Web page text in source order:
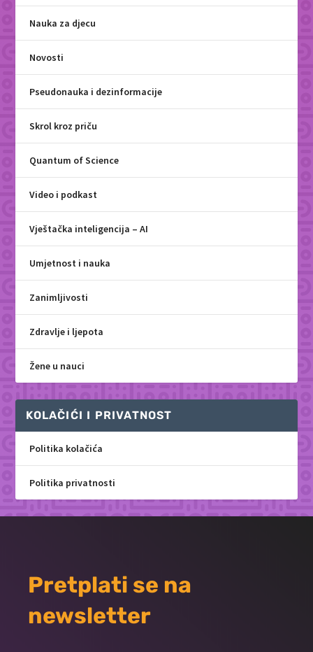
Nauka za djecu
Novosti
Pseudonauka i dezinformacije
Skrol kroz priču
Quantum of Science
Video i podkast
Vještačka inteligencija – AI
Umjetnost i nauka
Zanimljivosti
Zdravlje i ljepota
Žene u nauci
KOLAČIĆI I PRIVATNOST
Politika kolačića
Politika privatnosti
Pretplati se na
newsletter